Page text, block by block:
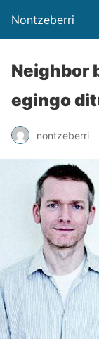
Nontzeberri
Neighbor
egingo
nontzeberri